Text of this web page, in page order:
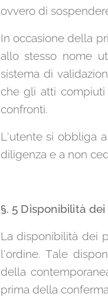
ovvero di
In occasione della
allo stesso nome
sistema di
che gli atti compiuti
confronti.
L'utente si obbliga
diligenza e a non
§. 5 Disponibilità
La disponibilità dei
l'ordine. Tale
della
prima della